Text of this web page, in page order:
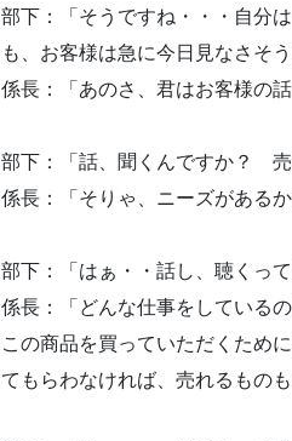
部下：「そうですね・・・自分
も、お客様は急に今日見なさそ
係長：「あのさ、君はお客様の
部下：「話、聞くんですか？ 売
係長：「そりゃ、ニーズがある
部下：「はぁ・・話し、聴くっ
係長：「どんな仕事をしている
この商品を買っていただくため
てもらわなければ、売れるもの